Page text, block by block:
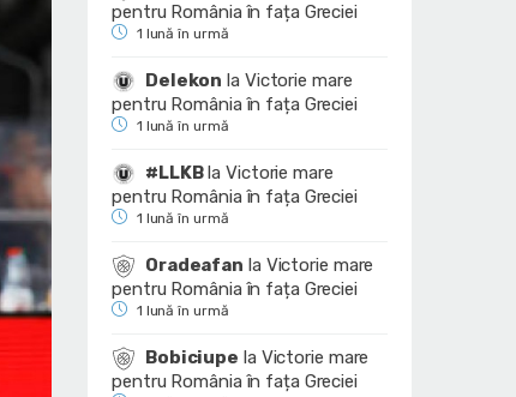
pentru România în fața Greciei
1 lună în urmă
Delekon la Victorie mare
pentru România în fața Greciei
1 lună în urmă
#LLKBlaVictorie mare
pentru România în fața Greciei
1 lună în urmă
Oradeafan la Victorie mare
pentru România în fața Greciei
1 lună în urmă
Bobiciupe la Victorie mare
pentru România în fața Greciei